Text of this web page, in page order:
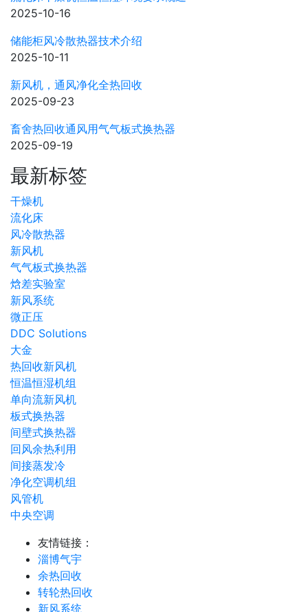
2025-10-16
储能柜风冷散热器技术介绍
2025-10-11
新风机，通风净化全热回收
2025-09-23
畜舍热回收通风用气气板式换热器
2025-09-19
最新标签
干燥机
流化床
风冷散热器
新风机
气气板式换热器
焓差实验室
新风系统
微正压
DDC Solutions
大金
热回收新风机
恒温恒湿机组
单向流新风机
板式换热器
间壁式换热器
回风余热利用
间接蒸发冷
净化空调机组
风管机
中央空调
友情链接：
淄博气宇
余热回收
转轮热回收
新风系统